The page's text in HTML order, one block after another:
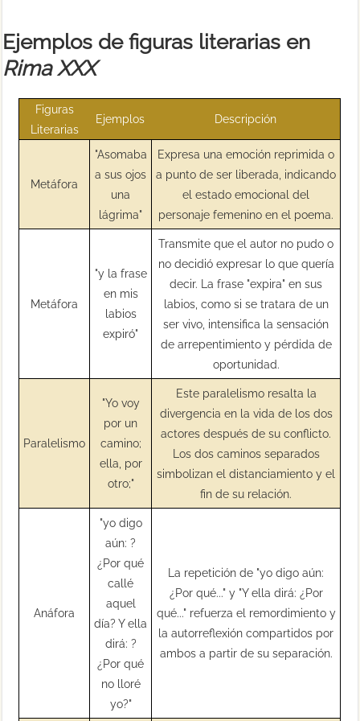
Ejemplos de figuras literarias en
Rima XXX
Figuras
Literarias
Ejemplos Descripción
Metáfora
"Asomaba
a sus ojos
una
lágrima"
Expresa una emoción reprimida o
a punto de ser liberada, indicando
el estado emocional del
personaje femenino en el poema.
Metáfora
"y la frase
en mis
labios
expiró"
Transmite que el autor no pudo o
no decidió expresar lo que quería
decir. La frase "expira" en sus
labios, como si se tratara de un
ser vivo, intensifica la sensación
de arrepentimiento y pérdida de
oportunidad.
Paralelismo
"Yo voy
por un
camino;
ella, por
otro;"
Este paralelismo resalta la
divergencia en la vida de los dos
actores después de su conflicto.
Los dos caminos separados
simbolizan el distanciamiento y el
fin de su relación.
Anáfora
"yo digo
aún: ?
¿Por qué
callé
aquel
día? Y ella
dirá: ?
¿Por qué
no lloré
yo?"
La repetición de "yo digo aún:
¿Por qué..." y "Y ella dirá: ¿Por
qué..." refuerza el remordimiento y
la autorreflexión compartidos por
ambos a partir de su separación.